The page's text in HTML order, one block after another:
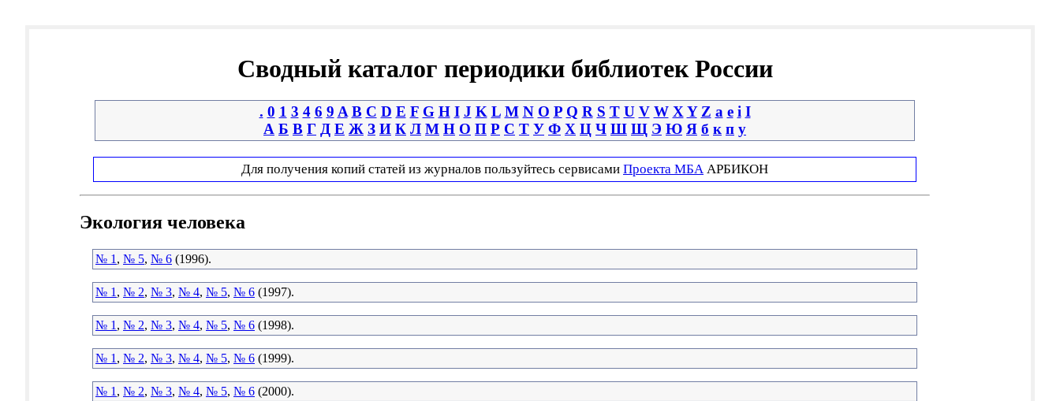
Сводный каталог периодики библиотек России
. 0 1 3 4 6 9 A B C D E F G H I J K L M N O P Q R S T U V W X Y Z a e i І
А Б В Г Д Е Ж З И К Л М Н О П Р С Т У Ф Х Ц Ч Ш Щ Э Ю Я б к п у
Для получения копий статей из журналов пользуйтесь сервисами Проекта МБА АРБИКОН
Экология человека
№ 1 , № 5, № 6 (1996).
№ 1 , № 2, № 3, № 4, № 5, № 6 (1997).
№ 1 , № 2, № 3, № 4, № 5, № 6 (1998).
№ 1 , № 2, № 3, № 4, № 5, № 6 (1999).
№ 1 , № 2, № 3, № 4, № 5, № 6 (2000).